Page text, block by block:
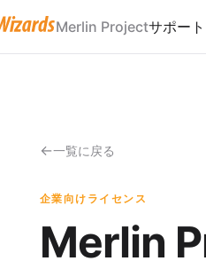
Merlin Projectサポート
一覧に戻る
企業向けライセンス
Merlin